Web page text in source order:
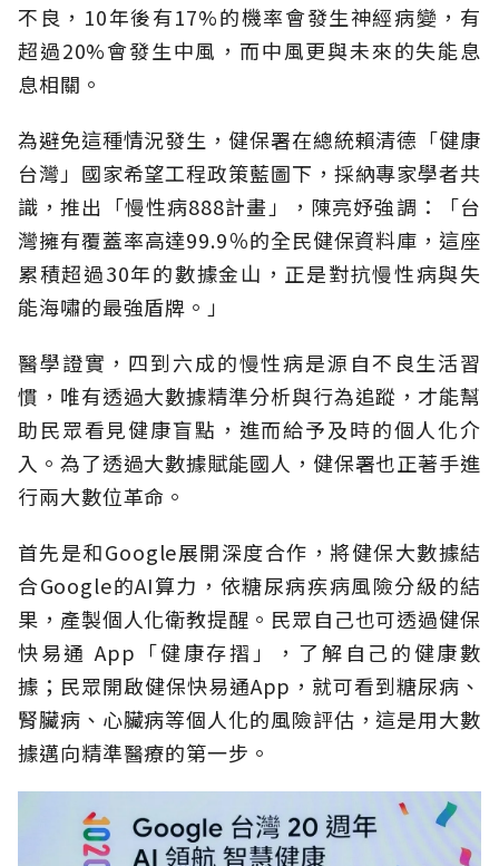
不良，10年後有17%的機率會發生神經病變，有
超過20%會發生中風，而中風更與未來的失能息
息相關。
為避免這種情況發生，健保署在總統賴清德「健康
台灣」國家希望工程政策藍圖下，採納專家學者共
識，推出「慢性病888計畫」，陳亮妤強調：「台
灣擁有覆蓋率高達99.9％的全民健保資料庫，這座
累積超過30年的數據金山，正是對抗慢性病與失
能海嘯的最強盾牌。」
醫學證實，四到六成的慢性病是源自不良生活習
慣，唯有透過大數據精準分析與行為追蹤，才能幫
助民眾看見健康盲點，進而給予及時的個人化介
入。為了透過大數據賦能國人，健保署也正著手進
行兩大數位革命。
首先是和Google展開深度合作，將健保大數據結
合Google的AI算力，依糖尿病疾病風險分級的結
果，產製個人化衛教提醒。民眾自己也可透過健保
快易通 App「健康存摺」，了解自己的健康數
據；民眾開啟健保快易通App，就可看到糖尿病、
腎臟病、心臟病等個人化的風險評估，這是用大數
據邁向精準醫療的第一步。